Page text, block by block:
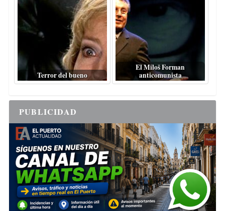
Terror del bueno
El Miloš Forman
anticomunista
PUBLICIDAD